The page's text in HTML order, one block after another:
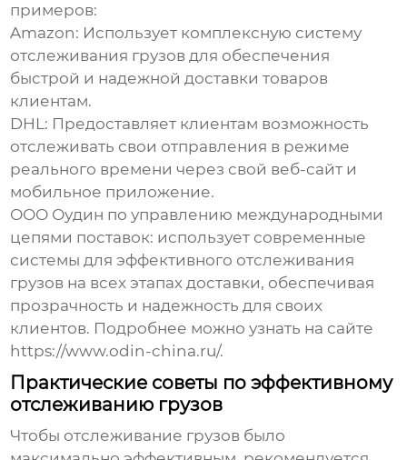
примеров:
Amazon: Использует комплексную систему
отслеживания грузов для обеспечения
быстрой и надежной доставки товаров
клиентам.
DHL: Предоставляет клиентам возможность
отслеживать свои отправления в режиме
реального времени через свой веб-сайт и
мобильное приложение.
ООО Оудин по управлению международными
цепями поставок: использует современные
системы дляэффективного отслеживания
грузов на всех этапах доставки, обеспечивая
прозрачность и надежность для своих
клиентов. Подробнее можно узнать на сайте
https://www.odin-china.ru/.
Практические советы по эффективному
отслеживанию грузов
Чтобы отслеживание грузов было